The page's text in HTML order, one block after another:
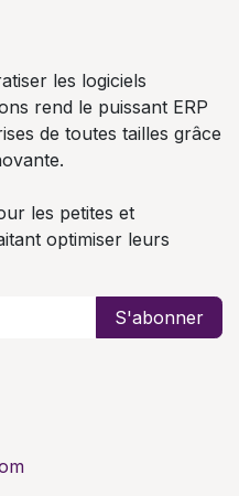
les logiciels
rend le puissant ERP
de toutes tailles grâce
les petites et
optimiser leurs
S'abonner